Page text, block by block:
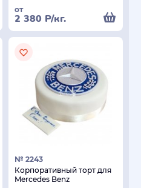
от
2 380 Р/кг.
№ 2243
Корпоративный торт для
Mercedes Benz